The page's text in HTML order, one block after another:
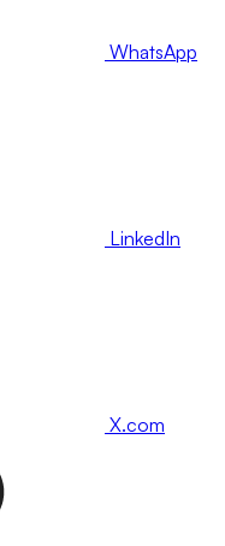
WhatsApp
LinkedIn
X.com